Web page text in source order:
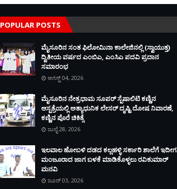
POPULAR POSTS
ಮೈಸೂರಿನ ಸಂತ ಫಿಲೋಮಿನಾ ಕಾಲೇಜಿನಲ್ಲಿ (ಸ್ವಾಯುತ್ತ)
ದ್ವಿತೀಯ ವರ್ಷದ ಎಂಬಿಎ, ಎಂಸಿಎ ಪದವಿ ಪ್ರದಾನ
ಸಮಾರಂಭ
ಆಗಸ್ಟ್ 04, 2026
ಮೈಸೂರಿನ ನೇತ್ರಧಾಮ ಸೂಪರ್ ಸ್ಪೆಷಾಲಿಟಿ ಕಣ್ಣಿನ
ಆಸ್ಪತ್ರೆಯಲ್ಲಿ ಅತ್ಯಾಧುನಿಕ ಲೇಸರ್ ದೃಷ್ಟಿ ದೋಷ ನಿವಾರಣೆ,
ಕಣ್ಣಿನ ಪೊರೆ ಚಿಕಿತ್ಸೆ
ಜುಲೈ 28, 2026
ಇಲವಾಲ ಹೋಬಳಿ ದಡದ ಕಲ್ಲಹಳ್ಳಿ ಸರ್ಕಾರಿ ಶಾಲೆಗೆ ಇದೀಗ
ಮಂಜೂರಾದ ಜಾಗ ಬಳಕೆ ಮಾಡಿಕೊಳ್ಳಲು ರವಿಕುಮಾರ್
ಮನವಿ
ಜೂನ್ 03, 2026